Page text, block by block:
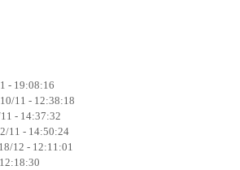
- 19:08:16
10/11 - 12:38:18
- 14:37:32
11 - 14:50:24
12 - 12:11:01